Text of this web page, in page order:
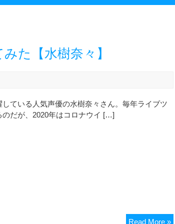
た【水樹奈々】
ている人気声優の水樹奈々さん。毎年ライブツ
のだが、2020年はコロナウイ […]
Read More »